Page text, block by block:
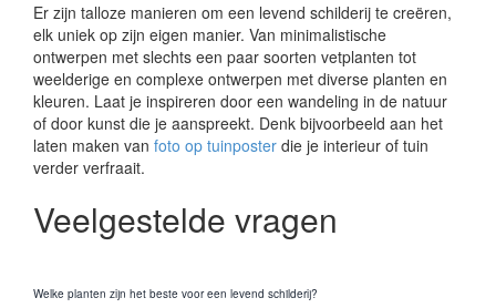
Er zijn talloze manieren om een levend schilderij te creëren,
elk uniek op zijn eigen manier. Van minimalistische
ontwerpen met slechts een paar soorten vetplanten tot
weelderige en complexe ontwerpen met diverse planten en
kleuren. Laat je inspireren door een wandeling in de natuur
of door kunst die je aanspreekt. Denk bijvoorbeeld aan het
laten maken van foto op tuinposter die je interieur of tuin
verder verfraait.
Veelgestelde vragen
Welke planten zijn het beste voor een levend schilderij?